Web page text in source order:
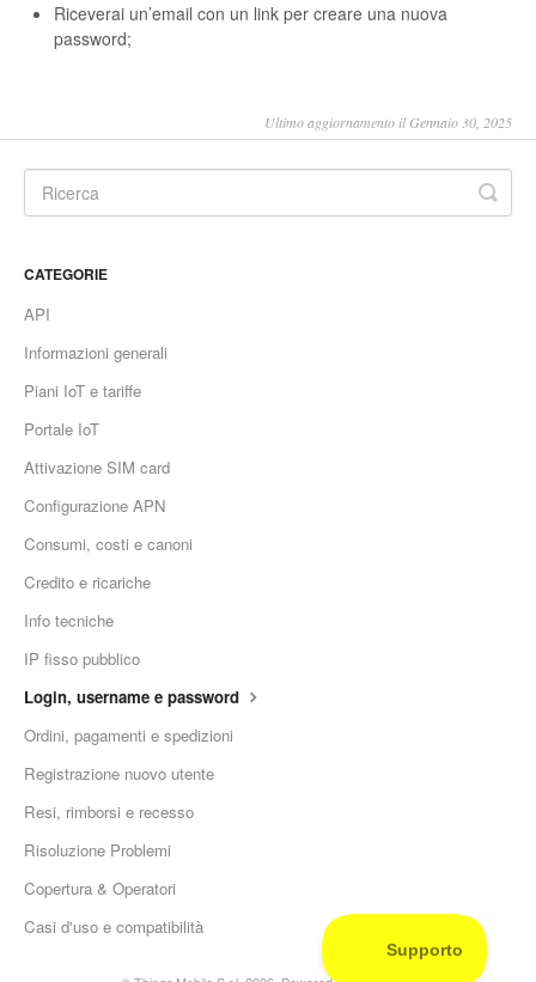
Riceverai un’email con un link per creare una nuova
password;
Ultimo aggiornamento il Gennaio 30, 2025
CATEGORIE
API
Informazioni generali
Piani IoT e tariffe
Portale IoT
Attivazione SIM card
Configurazione APN
Consumi, costi e canoni
Credito e ricariche
Info tecniche
IP fisso pubblico
Login, username e password
Ordini, pagamenti e spedizioni
Registrazione nuovo utente
Resi, rimborsi e recesso
Risoluzione Problemi
Copertura & Operatori
Casi d'uso e compatibilità